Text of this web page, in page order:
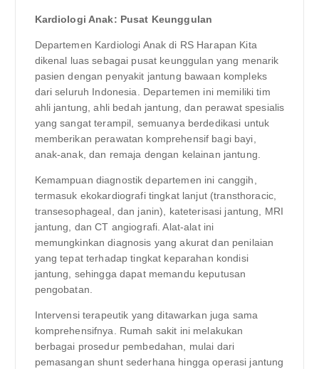
Kardiologi Anak: Pusat Keunggulan
Departemen Kardiologi Anak di RS Harapan Kita
dikenal luas sebagai pusat keunggulan yang menarik
pasien dengan penyakit jantung bawaan kompleks
dari seluruh Indonesia. Departemen ini memiliki tim
ahli jantung, ahli bedah jantung, dan perawat spesialis
yang sangat terampil, semuanya berdedikasi untuk
memberikan perawatan komprehensif bagi bayi,
anak-anak, dan remaja dengan kelainan jantung.
Kemampuan diagnostik departemen ini canggih,
termasuk ekokardiografi tingkat lanjut (transthoracic,
transesophageal, dan janin), kateterisasi jantung, MRI
jantung, dan CT angiografi. Alat-alat ini
memungkinkan diagnosis yang akurat dan penilaian
yang tepat terhadap tingkat keparahan kondisi
jantung, sehingga dapat memandu keputusan
pengobatan.
Intervensi terapeutik yang ditawarkan juga sama
komprehensifnya. Rumah sakit ini melakukan
berbagai prosedur pembedahan, mulai dari
pemasangan shunt sederhana hingga operasi jantung